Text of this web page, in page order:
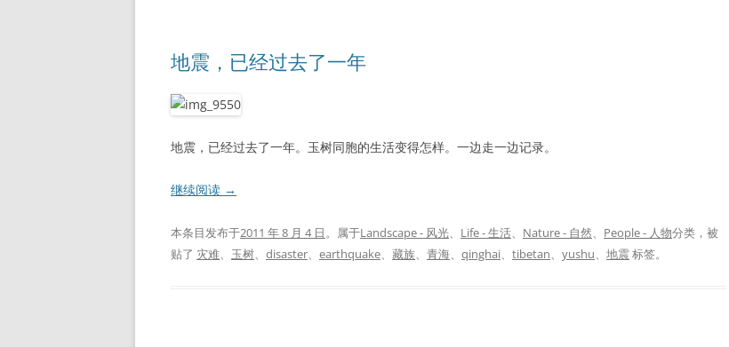
地震，已经过去了一年
地震，已经过去了一年。玉树同胞的生活变得怎样。一边走一边记录。
继续阅读 →
本条目发布于2011 年 8 月 4 日。属于Landscape - 风光、 Life - 生活、 Nature - 自然、 People - 人物分类，被
贴了 灾难、 玉树、 disaster、 earthquake、 藏族、 青海、 qinghai、 tibetan、 yushu、 地震标签。